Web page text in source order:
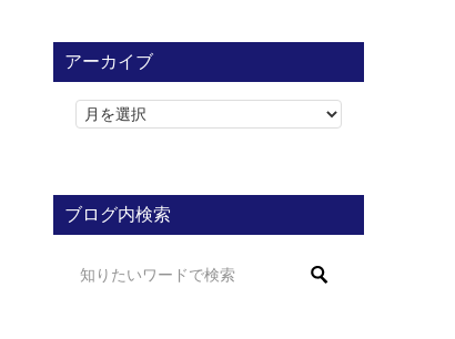
アーカイブ
ブログ内検索